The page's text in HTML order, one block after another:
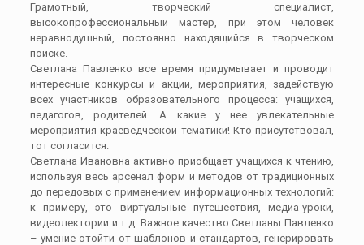
Грамотный, творческий специалист,
высокопрофессиональный мастер, при этом человек
неравнодушный, постоянно находящийся в творческом
поиске.
Светлана Павленко все время придумывает и проводит
интересные конкурсы и акции, мероприятия, задействую
всех участников образовательного процесса: учащихся,
педагогов, родителей. А какие у нее увлекательные
мероприятия краеведческой тематики! Кто присутствовал,
тот согласится.
Светлана Ивановна активно приобщает учащихся к чтению,
используя весь арсенал форм и методов от традиционных
до передовых с применением информационных технологий:
к примеру, это виртуальные путешествия, медиа-уроки,
видеолектории и т.д. Важное качество Светланы Павленко
– умение отойти от шаблонов и стандартов, генерировать